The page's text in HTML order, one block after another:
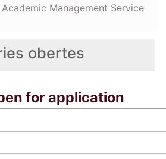
obertes
for application
Management Service